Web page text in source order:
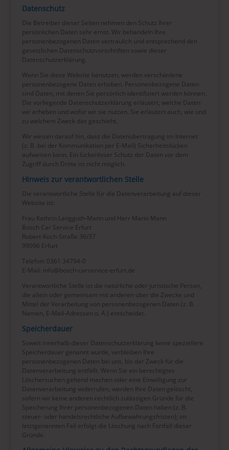
Datenschutz
Die Betreiber dieser Seiten nehmen den Schutz Ihrer
persönlichen Daten sehr ernst. Wir behandeln Ihre
personenbezogenen Daten vertraulich und entsprechend den
gesetzlichen Datenschutzvorschriften sowie dieser
Datenschutzerklärung.
Wenn Sie diese Website benutzen, werden verschiedene
personenbezogene Daten erhoben. Personenbezogene Daten
sind Daten, mit denen Sie persönlich identifiziert werden können.
Die vorliegende Datenschutzerklärung erläutert, welche Daten
wir erheben und wofür wir sie nutzen. Sie erläutert auch, wie und
zu welchem Zweck das geschieht.
Wir weisen darauf hin, dass die Datenübertragung im Internet
(z. B. bei der Kommunikation per E-Mail) Sicherheitslücken
aufweisen kann. Ein lückenloser Schutz der Daten vor dem
Zugriff durch Dritte ist nicht möglich.
Hinweis zur verantwortlichen Stelle
Die verantwortliche Stelle für die Datenverarbeitung auf dieser
Website ist:
Frau Kathrin Langguth-Mann und Herr Mario Mann
Bosch Car Service Erfurt
Robert-Koch-Straße 36/37
99096 Erfurt
Telefon: 0361 34794-0
E-Mail: info@bosch-carservice-erfurt.de
Verantwortliche Stelle ist die natürliche oder juristische Person,
die allein oder gemeinsam mit anderen über die Zwecke und
Mittel der Verarbeitung von personenbezogenen Daten (z. B.
Namen, E-Mail-Adressen o. Ä.) entscheidet.
Speicherdauer
Soweit innerhalb dieser Datenschutzerklärung keine speziellere
Speicherdauer genannt wurde, verbleiben Ihre
personenbezogenen Daten bei uns, bis der Zweck für die
Datenverarbeitung entfällt. Wenn Sie ein berechtigtes
Löschersuchen geltend machen oder eine Einwilligung zur
Datenverarbeitung widerrufen, werden Ihre Daten gelöscht,
sofern wir keine anderen rechtlich zulässigen Gründe für die
Speicherung Ihrer personenbezogenen Daten haben (z. B.
steuer- oder handelsrechtliche Aufbewahrungsfristen); im
letztgenannten Fall erfolgt die Löschung nach Fortfall dieser
Gründe.